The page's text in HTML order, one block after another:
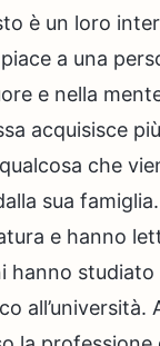
è un loro
a una
e nella
acquisisce
che
sua
e hanno
hanno
all’università.